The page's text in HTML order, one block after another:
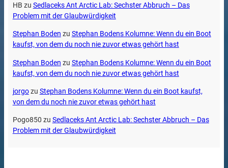
HB zu Sedlaceks Ant Arctic Lab: Sechster Abbruch – Das
Problem mit der Glaubwürdigkeit
Stephan Boden zu Stephan Bodens Kolumne: Wenn du ein Boot
kaufst, von dem du noch nie zuvor etwas gehört hast
Stephan Boden zu Stephan Bodens Kolumne: Wenn du ein Boot
kaufst, von dem du noch nie zuvor etwas gehört hast
jorgozu Stephan Bodens Kolumne: Wenn du ein Boot kaufst,
von dem du noch nie zuvor etwas gehört hast
Pogo850 zu Sedlaceks Ant Arctic Lab: Sechster Abbruch – Das
Problem mit der Glaubwürdigkeit